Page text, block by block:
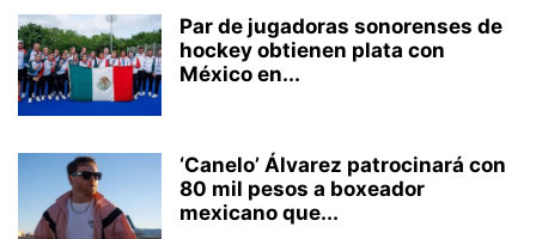
Par de jugadoras sonorenses de
hockey obtienen plata con
México en...
‘Canelo’ Álvarez patrocinará con
80 mil pesos a boxeador
mexicano que...